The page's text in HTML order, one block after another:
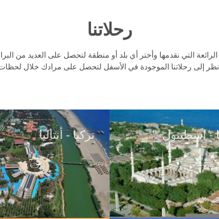
رحلاتنا
التي نقدمها وأختر أي بلد أو منطقة لتحصل على العديد من
انظر إلى رحلاتنا الموجودة في الأسفل لتحصل على مرادك خلال
- اسطنبول
- اسطنبول تركيا - أنتاليا
تركيا - أنتاليا